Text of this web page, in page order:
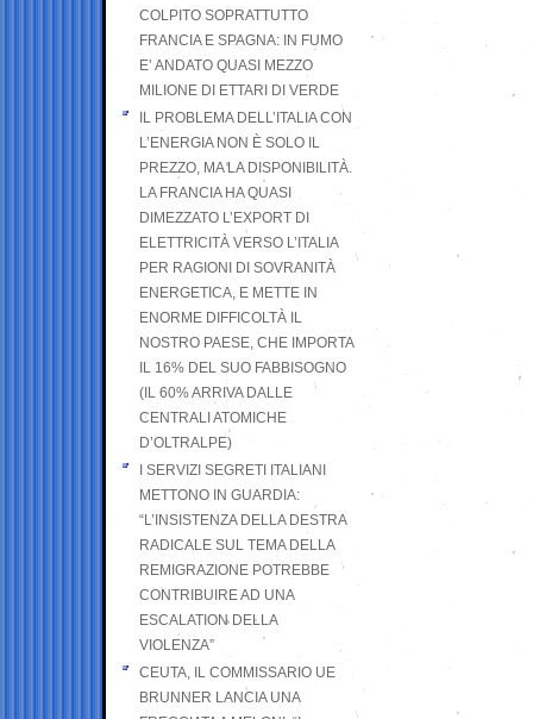
COLPITO SOPRATTUTTO
FRANCIA E SPAGNA: IN FUMO
E’ ANDATO QUASI MEZZO
MILIONE DI ETTARI DI VERDE
IL PROBLEMA DELL’ITALIA CON
L’ENERGIA NON È SOLO IL
PREZZO, MA LA DISPONIBILITÀ.
LA FRANCIA HA QUASI
DIMEZZATO L’EXPORT DI
ELETTRICITÀ VERSO L’ITALIA
PER RAGIONI DI SOVRANITÀ
ENERGETICA, E METTE IN
ENORME DIFFICOLTÀ IL
NOSTRO PAESE, CHE IMPORTA
IL 16% DEL SUO FABBISOGNO
(IL 60% ARRIVA DALLE
CENTRALI ATOMICHE
D’OLTRALPE)
I SERVIZI SEGRETI ITALIANI
METTONO IN GUARDIA:
“L’INSISTENZA DELLA DESTRA
RADICALE SUL TEMA DELLA
REMIGRAZIONE POTREBBE
CONTRIBUIRE AD UNA
ESCALATION DELLA
VIOLENZA”
CEUTA, IL COMMISSARIO UE
BRUNNER LANCIA UNA